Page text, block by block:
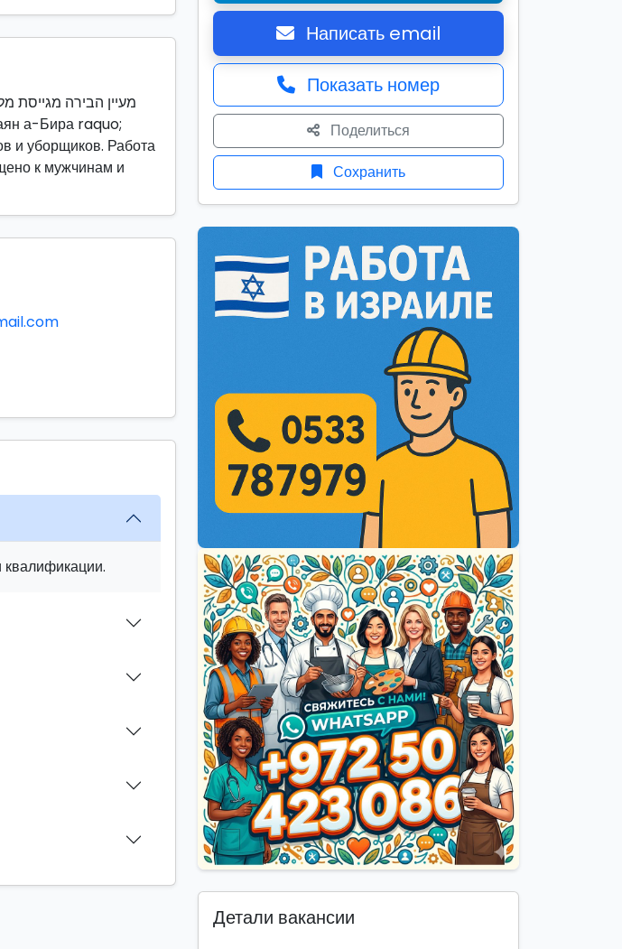
מעיין הבירה מגייסת
и уборщиков. Работа
к мужчинам и
квалификации.
Написать email
Показать номер
Поделиться
Сохранить
Детали вакансии